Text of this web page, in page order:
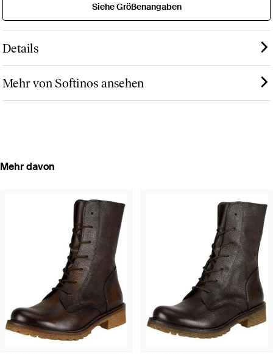
Siehe Größenangaben
Details
Mehr von Softinos ansehen
Mehr davon